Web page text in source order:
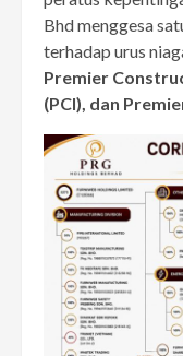
Bhd menggesa
terhadap urus
Premier
(PCI), dan